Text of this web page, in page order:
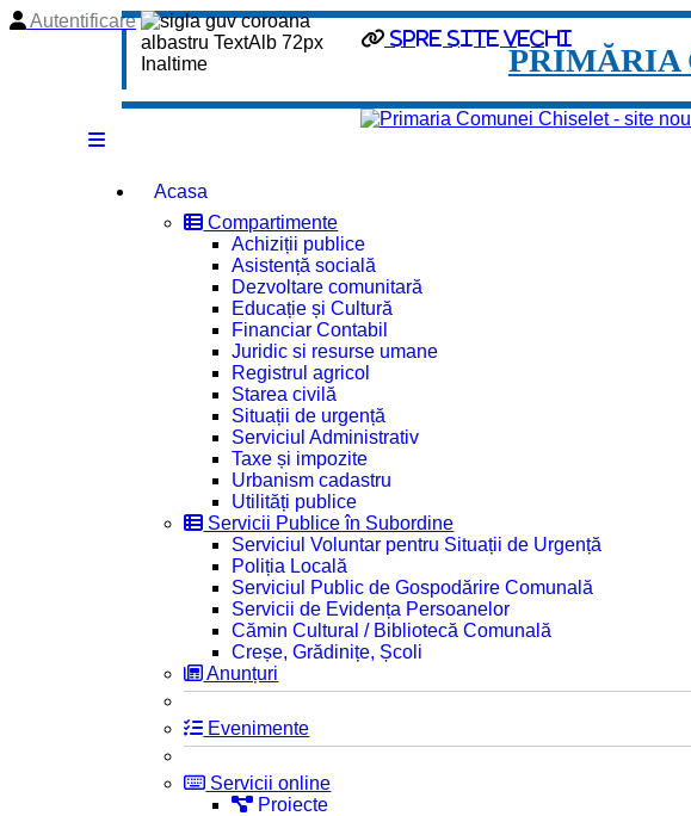
Spre site vechi
Autentificare
PRIMĂRIA
Acasa
Compartimente
Achiziții publice
Asistență socială
Dezvoltare comunitară
Educație și Cultură
Financiar Contabil
Juridic si resurse umane
Registrul agricol
Starea civilă
Situații de urgență
Serviciul Administrativ
Taxe și impozite
Urbanism cadastru
Utilități publice
Servicii Publice în Subordine
Serviciul Voluntar pentru Situații de Urgență
Poliția Locală
Serviciul Public de Gospodărire Comunală
Servicii de Evidența Persoanelor
Cămin Cultural / Bibliotecă Comunală
Creșe, Grădinițe, Școli
Anunțuri
Evenimente
Servicii online
Proiecte